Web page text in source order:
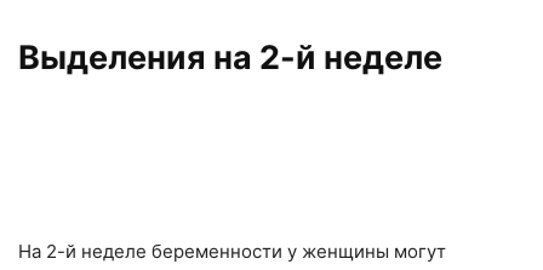
Выделения на 2-й неделе
На 2-й неделе беременности у женщины могут